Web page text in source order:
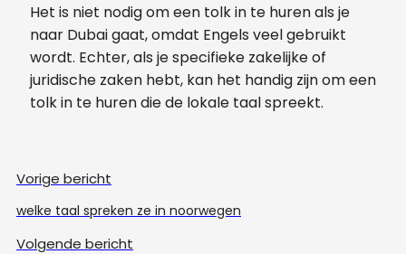
Het is niet nodig om een tolk in te huren als je
naar Dubai gaat, omdat Engels veel gebruikt
wordt. Echter, als je specifieke zakelijke of
juridische zaken hebt, kan het handig zijn om een
tolk in te huren die de lokale taal spreekt.
Vorige bericht
welke taal spreken ze in noorwegen
Volgende bericht